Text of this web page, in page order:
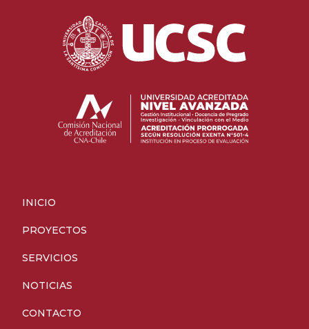
INICIO
PROYECTOS
SERVICIOS
NOTICIAS
CONTACTO